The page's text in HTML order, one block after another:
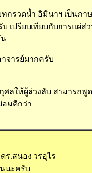
ทกรวดน้ำ อิมินาฯ เป็นภ
เปรียบเทียบกับการแผ่ส่
น
จารย์มากครับ
ให้ผู้ล่วงลับ สามารถพูด
อมดีกว่า
ร.สนอง วรอุไร
นะครับ